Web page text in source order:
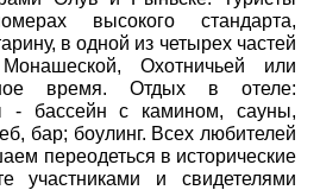
высокого стандарта,
в одной из четырех частей
Охотничьей или
время. Отдых в отеле:
- бассейн с камином, сауны,
бар; боулинг. Всех любителей
переодеться в исторические
участниками и свидетелями